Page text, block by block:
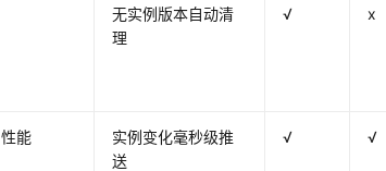
无实例版本自动清
理
√ x
性能
实例变化毫秒级推
送
√ √